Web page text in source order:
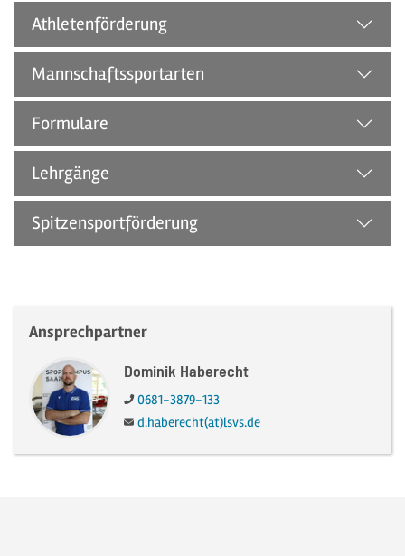
Athletenförderung
Mannschaftssportarten
Formulare
Lehrgänge
Spitzensportförderung
Ansprechpartner
Dominik Haberecht
Telefon:
0681-3879-133
E-Mail:
d.haberecht(at)lsvs.de